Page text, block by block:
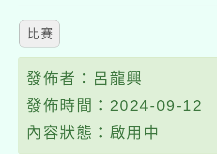
比賽
發佈者：呂龍興
發佈時間：2024-09-12
內容狀態：啟用中